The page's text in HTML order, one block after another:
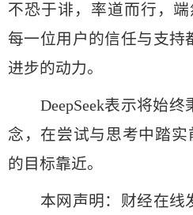
不恐于诽，率道而行，端
每一位用户的信任与支持
进步的动力。
DeepSeek表示将始终
念，在尝试与思考中踏
的目标靠近。
本网声明：财经在线